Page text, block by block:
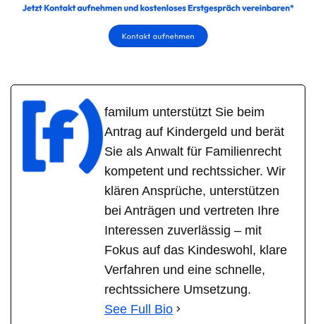
familum unterstützt Sie beim
Antrag auf Kindergeld und berät
Sie als Anwalt für Familienrecht
kompetent und rechtssicher. Wir
klären Ansprüche, unterstützen
bei Anträgen und vertreten Ihre
Interessen zuverlässig – mit
Fokus auf das Kindeswohl, klare
Verfahren und eine schnelle,
rechtssichere Umsetzung.
See Full Bio